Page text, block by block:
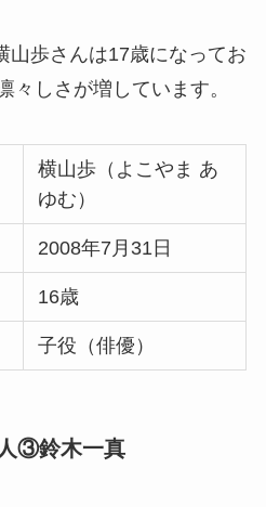
山歩さんは17歳になってお
々しさが増しています。
横山歩（よこやま あ
ゆむ）
2008年7月31日
16歳
子役（俳優）
③鈴木一真